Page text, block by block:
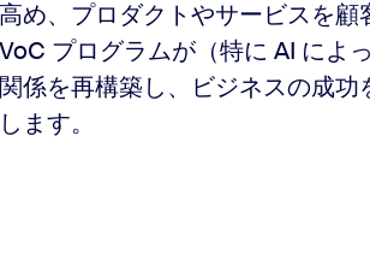
め、プロダクトやサービスを顧
プログラムが（特に AI によ
係を再構築し、ビジネスの成功
ます。